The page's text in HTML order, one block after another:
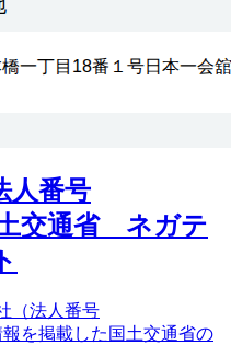
人番号
土交通省 ネガテ
（法人番号
報を掲載した国土交通省の